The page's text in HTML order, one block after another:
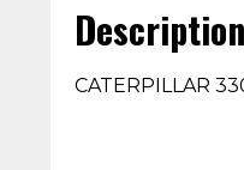
Description
CATERPILLAR